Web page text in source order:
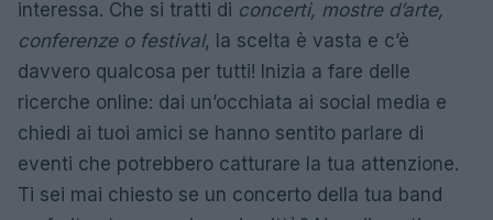
interessa. Che si tratti di concerti, mostre d’arte,
conferenze o festival, la scelta è vasta e c’è
davvero qualcosa per tutti! Inizia a fare delle
ricerche online: dai un’occhiata ai social media e
chiedi ai tuoi amici se hanno sentito parlare di
eventi che potrebbero catturare la tua attenzione.
Ti sei mai chiesto se un concerto della tua band